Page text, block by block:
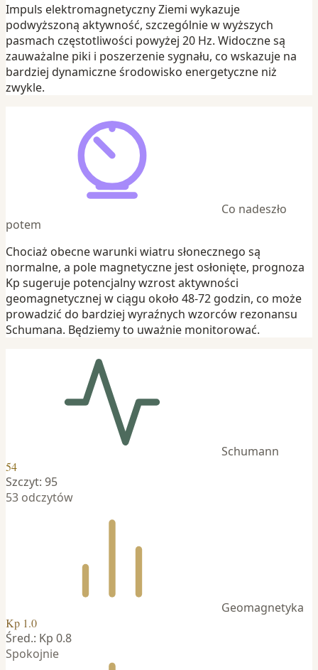
Impuls elektromagnetyczny Ziemi wykazuje
podwyższoną aktywność, szczególnie w wyższych
pasmach częstotliwości powyżej 20 Hz. Widoczne są
zauważalne piki i poszerzenie sygnału, co wskazuje na
bardziej dynamiczne środowisko energetyczne niż
zwykle.
Co nadeszło
potem
Chociaż obecne warunki wiatru słonecznego są
normalne, a pole magnetyczne jest osłonięte, prognoza
Kp sugeruje potencjalny wzrost aktywności
geomagnetycznej w ciągu około 48-72 godzin, co może
prowadzić do bardziej wyraźnych wzorców rezonansu
Schumana. Będziemy to uważnie monitorować.
Schumann
54
Szczyt: 95
53 odczytów
Geomagnetyka
Kp 1.0
Śred.: Kp 0.8
Spokojnie